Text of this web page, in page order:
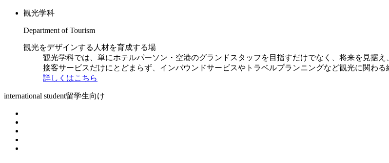
観光学科
Department of Tourism
観光をデザインする人材を育成する場
観光学科では、単にホテルパーソン・空港のグランドスタッフを目指すだけでなく、将来を見据
接客サービスだけにとどまらず、インバウンドサービスやトラベルプランニングなど観光に関わ
詳しくはこちら
international student留学生向け